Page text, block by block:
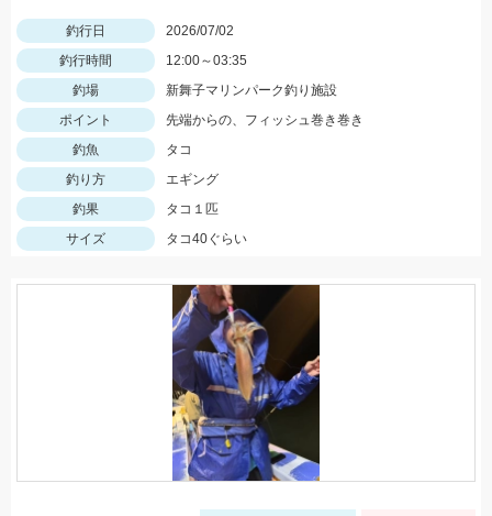
釣行日
2026/07/02
釣行時間
12:00～03:35
釣場
新舞子マリンパーク釣り施設
ポイント
先端からの、フィッシュ巻き巻き
釣魚
タコ
釣り方
エギング
釣果
タコ１匹
サイズ
タコ40ぐらい